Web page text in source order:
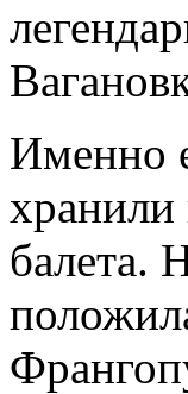
Именно
хранили
балета.